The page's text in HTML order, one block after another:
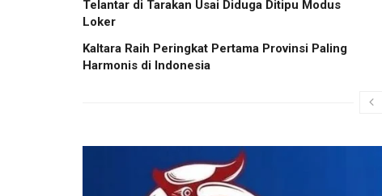
Telantar di Tarakan Usai Diduga Ditipu Modus
Loker
Kaltara Raih Peringkat Pertama Provinsi Paling
Harmonis di Indonesia